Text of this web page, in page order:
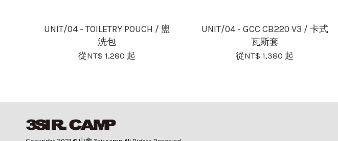
UNIT/04 - TOILETRY POUCH / 盥
洗包
從NT$ 1,280 起
UNIT/04 - GCC CB220 V3 / 卡式
瓦斯套
從NT$ 1,380 起